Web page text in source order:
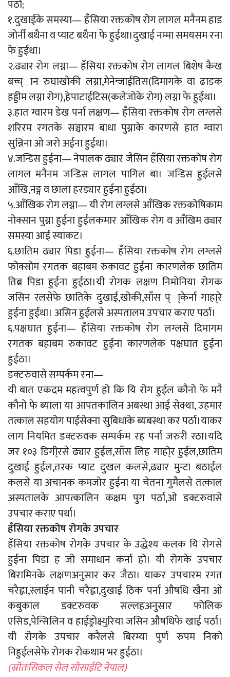
पर्ठा;
१.दुखाईके समस्या— हँसिया रक्तकोष रोग लागल मनैनम हाड
जोर्नी बथैना व प्याट बथैना फे हुईथा।दुखाई नम्मा समयसम रना
फे हुईथा।
२.ढ्यार रोग लग्ना— हँसिया रक्तकोष रोग लागल बिशेष कैख
बच्च्ान रुघाखोकी लग्ना,मेनेन्जाईतिस(दिमागके वा ढाडक
हड्डीम लग्ना रोग),हेपाटाईटिस(कलेजोके रोग) लग्ना फे हुईथा।
३.हात ग्वारम डेख पर्ना लक्षण— हँसिया रक्तकोष रोग लग्लसे
शरिरम रगतके सञ्चारम बाधा पुग्नाके कारणसे हात ग्वारा
सुन्निना ओ जरो अईना हुईथा।
४.जन्डिस हुईना— नेपालक ढ्यार जैसिन हँसिया रक्तकोष रोग
लागल मनैनम जन्डिस लागल पागिल बा। जन्डिस हुईलसे
आँखि,नङ्ग व छाला हरड्यार हुईना हुईठा।
५.आँखिक रोग लग्ना— यी रोग लग्लसे आँखिक रक्तकोषिकाम
नोक्सान पुग्ना हुईना हुईलकमार आँखिक रोग व आँखिम ढ्यार
समस्या आई स्याकट।
६.छातिम ढ्यार पिडा हुईना— हँसिया रक्तकोष रोग लग्लसे
फोक्सोम रगतक बहाबम रुकावट हुईना कारणलेक छातिम
तिब्र पिडा हुईना हुईठा।यी रोगक लक्षण निमोनिया रोगक
जसिन रलसेफे छातिके दुखाई,खोकी,साँस प्ा्केर्ना गाहा्रे
हुईना हुईथा। असिन हुईलसे अस्पतालम उपचार कराए पर्ठा।
६.पक्षघात हुईना— हँसिया रक्तकोष रोग लग्लसे दिमागम
रगतक बहाबम रुकावट हुईना कारणलेक पक्षघात हुईना
हुईठा।
डक्टरुवासे सम्पर्कम रना—
यी बात एकदम महत्वपुर्ण हो कि यि रोग हुईल कौनो फे मनै
कौनो फे ब्याला या आपतकालिन अबस्था आई सेक्था, उहमार
तत्काल सहयोग पाईसेक्ना सुबिधाके ब्यबस्था कर पर्ठा।याकर
लाग नियमित डक्टरुवक सम्पर्कम रह पर्ना जरुरी रठा।यदि
जर १०३ डिगी्रसे ढ्यार हुईल,साँस लिह गाहो्र हुईल,छातिम
दुखाई हुईल,तरक प्याट दुखल कलसे,ढ्यार मुन्टा बठाईल
कलसे या अचानक कमजोर हुईना या चेतना गुमैलसे तत्काल
अस्पतालके आपत्कालिन कक्षम पुग पर्ठा,ओ डक्टरुवासे
उपचार कराए पर्था।
हँसिया रक्तकोष रोगके उपचार
हँसिया रक्तकोष रोगके उपचार के उद्धेश्य कलक यि रोगसे
हुईना पिडा ह जो समाधान कर्ना हो। यी रोगके उपचार
बिरामिनके लक्षणअनुसार कर जैठा। याकर उपचारम रगत
चरैह्ना,स्लाईन पानी चरैह्ना,दुखाई ठिक पर्ना औषधि खैना ओ
कबुकाल डक्टरुवक सल्लहअनुसार फोलिक
एसिड,पेन्सिलिन व हाईड्रोक्ष्युरिया जसिन औषधिफे खाई पर्ठा।
यी रोगके उपचार करैलसे बिरम्या पुर्ण रुपम निको
निहुईलसेफे रोगक रोकथाम भर हुईठा।
(स्रोतःसिकल सेल सोसाईटि नेपाल)